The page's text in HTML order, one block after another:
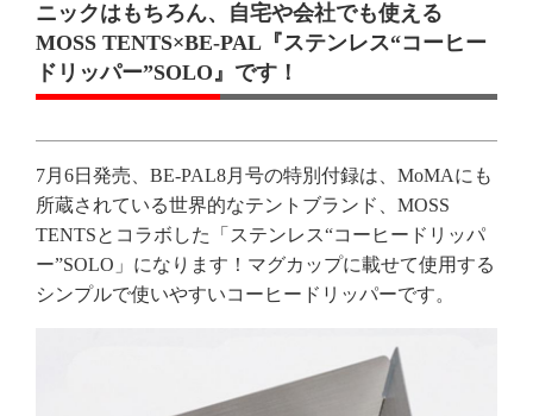
ニックはもちろん、自宅や会社でも使える
MOSS TENTS×BE-PAL『ステンレス“コーヒー
ドリッパー”SOLO』です！
7月6日発売、BE-PAL8月号の特別付録は、MoMAにも
所蔵されている世界的なテントブランド、MOSS
TENTSとコラボした「ステンレス“コーヒードリッパ
ー”SOLO」になります！マグカップに載せて使用する
シンプルで使いやすいコーヒードリッパーです。